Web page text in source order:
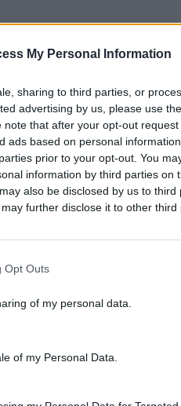
My Personal Information
sharing to third parties, or
advertising by us, please use
that after your opt-out
ads based on personal
prior to your opt-out. You
information by third parties on
also be disclosed by us to third
further disclose it to other third
Opt Outs
of my personal data.
of my Personal Data.
και εκπλήξεις. Η
ρεκόρ μίτινγκ. Άφησε
με 6,85μ. (+1,6), ενώ
Μαλάικα Μιχάμπο.
ο ΣλοβένοςΚρίστγιαν Τσεχ
στο ύψος ο Αμερικανός
ο ΑμερικανόςΦρεντ Κέρλι
Μπολ
με 53.02 και στα
αγωνισμάτων, στα 200μ.